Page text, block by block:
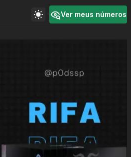
Ver meus números